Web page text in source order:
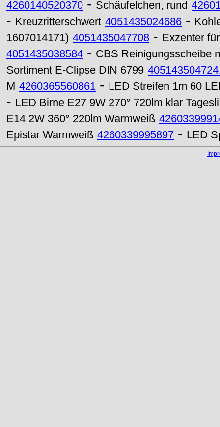
4260140520370 - Schäufelchen, rund
- Kreuzritterschwert 4051435024686 -
1607014171) 4051435047708 - Exzenter
4051435038584 - CBS Reinigungsscheibe
Sortiment E-Clipse DIN 6799
M 4260365560861 - LED Streifen 1m 60
- LED Birne E27 9W 270° 720lm klar
E14 2W 360° 220lm Warmweiß
Epistar Warmweiß 4260339995897 - LED